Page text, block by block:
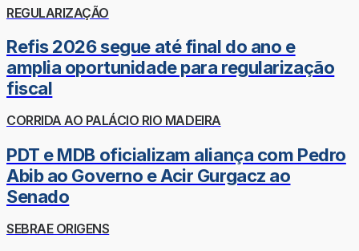
REGULARIZAÇÃO
Refis 2026 segue até final do ano e
amplia oportunidade para regularização
fiscal
CORRIDA AO PALÁCIO RIO MADEIRA
PDT e MDB oficializam aliança com Pedro
Abib ao Governo e Acir Gurgacz ao
Senado
SEBRAE ORIGENS